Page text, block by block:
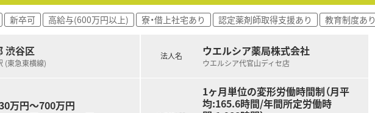
新卒可 高給与(600万円以上) 寮・借上社宅あり 認定薬剤師取得支援あり 教育制度あり
渋谷区
(東急東横線)
万円～700万円
法人名 ウエルシア薬局株式会社
ウエルシア代官山ディセ店
1ヶ月単位の変形労働時間制（月平
均:165.6時間/年間所定労働時